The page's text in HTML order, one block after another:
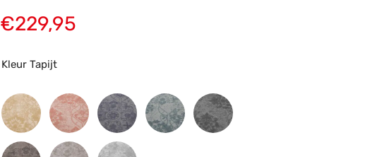
€229,95
Kleur Tapijt